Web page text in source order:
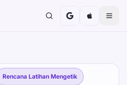
Rencana Latihan Mengetik